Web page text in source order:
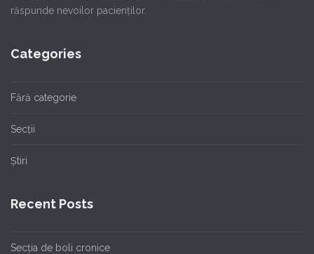
răspunde nevoilor pacienţilor.
Categories
Fără categorie
Secții
Știri
Recent Posts
Secția de boli cronice